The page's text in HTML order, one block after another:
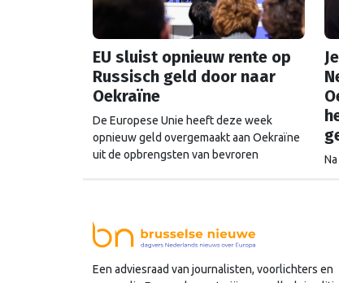
EU sluist opnieuw rente op
Russisch geld door naar
Oekraïne
De Europese Unie heeft deze week
opnieuw geld overgemaakt aan Oekraïne
uit de opbrengsten van bevroren
Belgische bank Euroclear parkeerde. De
EU bevroor dat geld na de Russische inval
Een adviesraad van journalisten, voorlichters en